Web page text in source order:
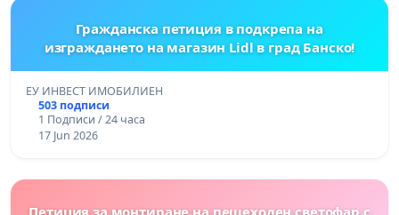
Гражданска петиция в подкрепа на
изграждането на магазин Lidl в град Банско!
ЕУ ИНВЕСТ ИМОБИЛИЕН
503 подписи
1 Подписи / 24 часа
17 Jun 2026